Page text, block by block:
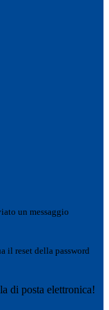
un messaggio
il reset della password
di posta elettronica!